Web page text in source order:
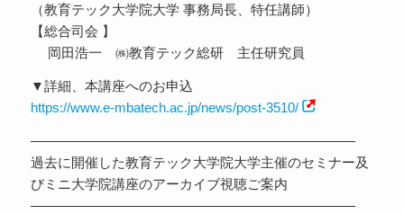
（教育テック大学院大学 事務局長、特任講師）
【総合司会 】
岡田浩一 ㈱教育テック総研 主任研究員
▼詳細、本講座へのお申込
https://www.e-mbatech.ac.jp/news/post-3510/
————————————————————————
過去に開催した教育テック大学院大学主催のセミナー及
びミニ大学院講座のアーカイブ視聴ご案内
————————————————————————